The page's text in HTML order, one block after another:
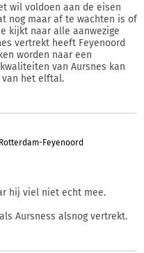
wil voldoen aan de eisen
nog maar af te wachten is of
kijkt naar alle aanwezige
vertrekt heeft Feyenoord
worden naar een
van Aursnes kan
van het elftal.
Feyenoord
hij viel niet echt mee.
Aursness alsnog vertrekt.